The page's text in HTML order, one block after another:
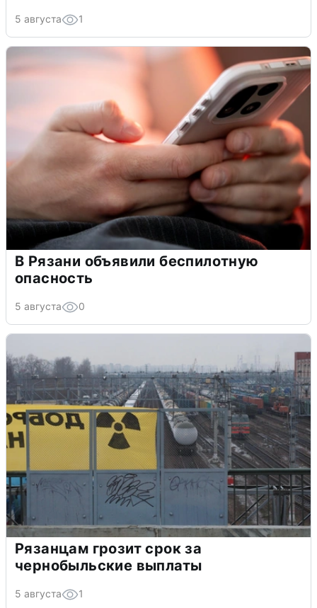
5 августа 1
В Рязани объявили беспилотную
опасность
5 августа 0
Рязанцам грозит срок за
чернобыльские выплаты
5 августа 1